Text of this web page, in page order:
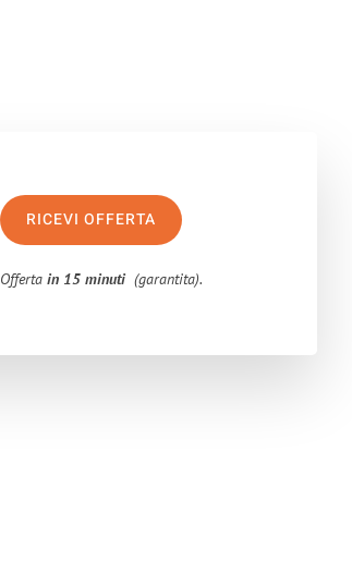
RICEVI OFFERTA
Offertain 15 minuti (garantita).